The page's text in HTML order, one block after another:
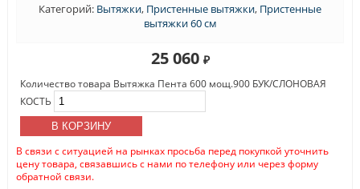
Категорий: Вытяжки, Пристенные вытяжки, Пристенные
вытяжки 60 см
25 060 ₽
Количество товара Вытяжка Пента 600 мощ.900 БУК/СЛОНОВАЯ
КОСТЬ
В КОРЗИНУ
В связи с ситуацией на рынках просьба перед покупкой уточнить
цену товара, связавшись с нами по телефону или через форму
обратной связи.